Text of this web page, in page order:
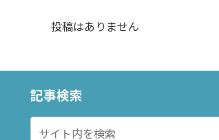
投稿はありません
記事検索